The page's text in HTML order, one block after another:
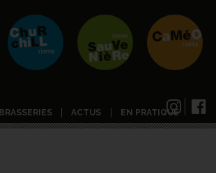
BRASSERIES ACTUS EN PRATIQUE